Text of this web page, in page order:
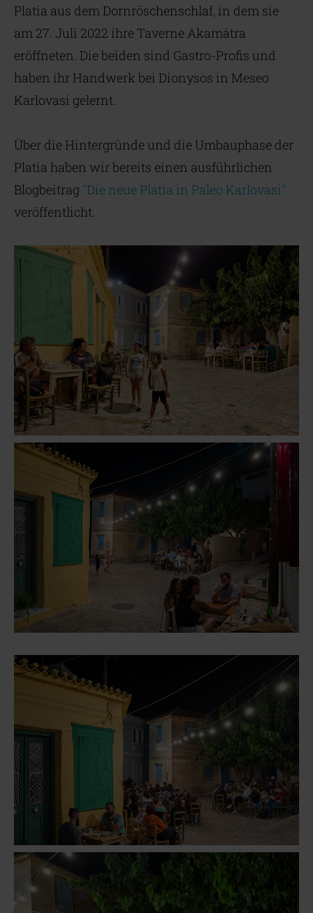
Platia aus dem Dornröschenschlaf, in dem sie
am 27. Juli 2022 ihre Taverne Akamátra
eröffneten. Die beiden sind Gastro-Profis und
haben ihr Handwerk bei Dionysos in Meseo
Karlovasi gelernt.
Über die Hintergründe und die Umbauphase der
Platia haben wir bereits einen ausführlichen
Blogbeitrag "Die neue Platia in Paleo Karlovasi"
veröffentlicht.